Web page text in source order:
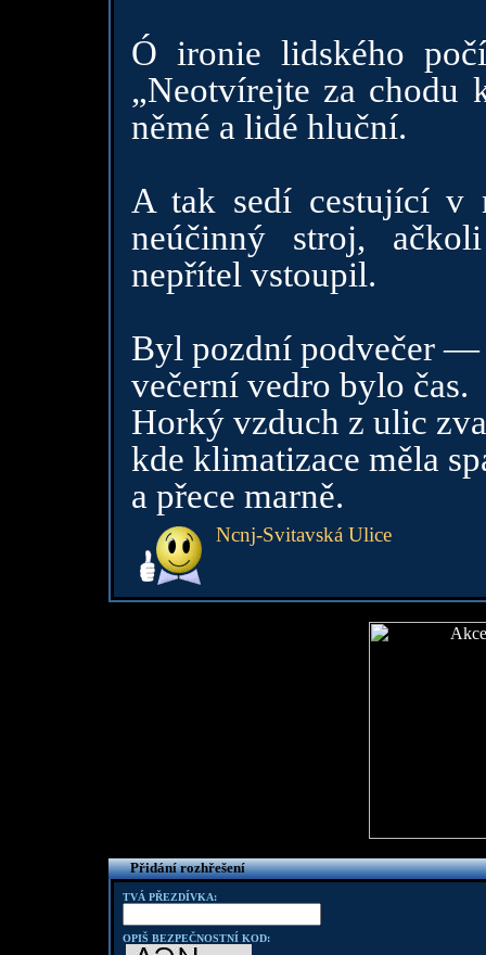
Ó ironie lidského
„Neotvírejte za chodu
němé a lidé hluční.
A tak sedí cestující v
neúčinný stroj,
nepřítel vstoupil.
Byl pozdní podvečer
večerní vedro bylo čas.
Horký vzduch z ulic
kde klimatizace měla
a přece marně.
Ncnj-Svitavská Ulice
Přidání rozhřešení
TVÁ PŘEZDÍVKA:
OPIŠ BEZPEČNOSTNÍ KOD: